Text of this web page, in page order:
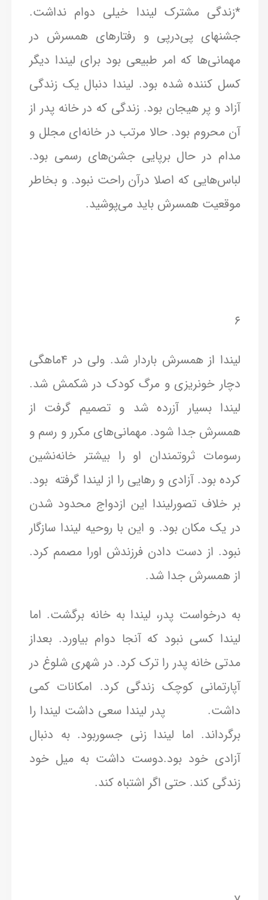
*زندگی مشترک لیندا خیلی دوام نداشت.
جشنهای پی‌در‌پی و رفتارهای همسرش در
مهمانی‌ها که امر طبیعی بود برای لیندا دیگر
کسل کننده شده بود. لیندا دنبال یک زندگی
آزاد و پر هیجان بود. زندگی که در خانه پدر از
آن محروم بود. حالا مرتب در خانه‌ای مجلل و
مدام در حال برپایی جشن‌های رسمی بود.
لباس‌هایی که اصلا درآن راحت نبود. و بخاطر
موقعیت همسرش باید می‌پوشید.
۶
لیندا از همسرش باردار شد. ولی در ۴ماهگی
دچار خونریزی و مرگ کودک در شکمش شد.
لیندا بسیار آزرده شد و تصمیم گرفت از
همسرش جدا شود. مهمانی‌های مکرر و رسم و
رسومات ثروتمندان او را بیشتر خانه‌نشین
کرده بود. آزادی و رهایی را از لیندا گرفته بود.
بر خلاف تصورلیندا این ازدواج محدود شدن
در یک مکان بود. و این با روحیه لیندا سازگار
نبود. از دست دادن فرزندش اورا مصمم کرد.
از همسرش جدا شد.
به درخواست پدر، لیندا به خانه برگشت. اما
لیندا کسی نبود که آنجا دوام بیاورد. بعداز
مدتی خانه پدر را ترک کرد. در شهری شلوغ در
آپارتمانی کوچک زندگی کرد. امکانات کمی
داشت. پدر لیندا سعی داشت لیندا را
برگرداند. اما لیندا زنی جسوربود. به دنبال
آزادی خود بود.دوست داشت به میل خود
زندگی کند. حتی اگر اشتباه کند.